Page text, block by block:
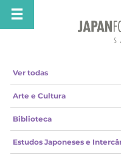
Ver todas
Arte e Cultura
Biblioteca
Estudos Japoneses e